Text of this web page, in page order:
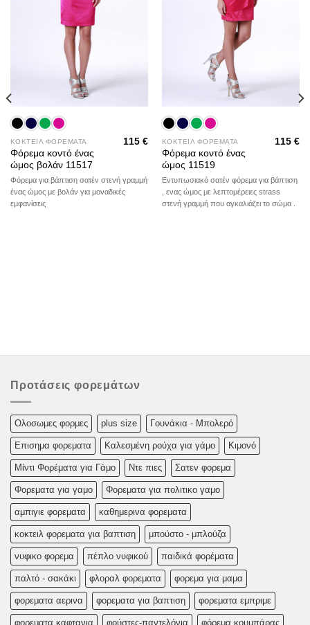
ΚΟΚΤΕΙΛ ΦΟΡΕΜΑΤΑ
Φόρεμα κοντό ένας
ώμος βολάν 11517
115€
Φόρεμα για βάπτιση σατέν στενή γραμμή
ένας ώμος με βολάν για μοναδικές
εμφανίσεις
ΚΟΚΤΕΙΛ ΦΟΡΕΜΑΤΑ
Φόρεμα κοντό ένας
ώμος 11519
115€
Εντυπωσιακό σατέν φόρεμα για βάπτιση
, ενας ώμος με λεπτομέρειες strass
στενή γραμμή που αγκαλιάζει το σώμα .
Προτάσεις φορεμάτων
Oλoσωμες φoρμες plus size Γουνάκια - Μπολερό
Επισημα φορεματα Καλεσμένη ρούχα για γάμο Κιμονό
Μίντι Φορέματα για Γάμο Ντε πιες Σατεν φορεμα
Φορεματα για γαμο Φορεματα για πολιτικο γαμο
αμπιγιε φορεματα καθημερινα φορεματα
κοκτειλ φορεματα για βαπτιση μπούστο - μπλούζα
νυφικο φορεμα πέπλο νυφικού παιδικά φορέματα
παλτό - σακάκι φλοραλ φορεματα φορεμα για μαμα
φορεματα αερινα φορεματα για βαπτιση φορεματα εμπριμε
φορεματα καφτανια φούστες-παντελόνια φόρεμα κουμπάρας